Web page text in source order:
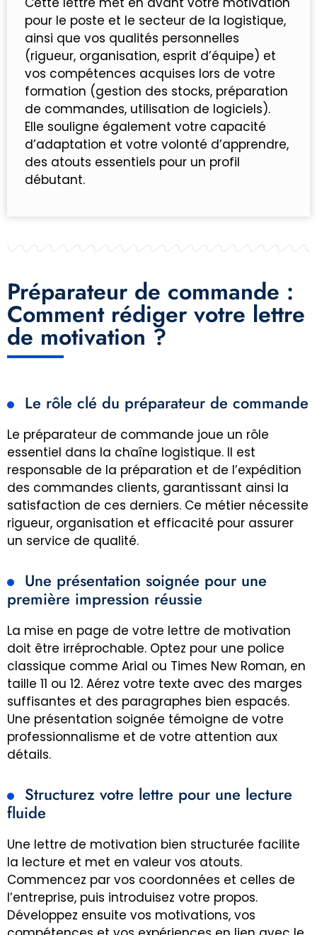
pour le poste et le secteur de la logistique,
ainsi que vos qualités personnelles
(rigueur, organisation, esprit d’équipe) et
vos compétences acquises lors de votre
formation (gestion des stocks, préparation
de commandes, utilisation de logiciels).
Elle souligne également votre capacité
d’adaptation et votre volonté d’apprendre,
des atouts essentiels pour un profil
débutant.
Préparateur de commande :
Comment rédiger votre lettre
de motivation ?
Le rôle clé du préparateur de commande
Le préparateur de commande joue un rôle
essentiel dans la chaîne logistique. Il est
responsable de la préparation et de l’expédition
des commandes clients, garantissant ainsi la
satisfaction de ces derniers. Ce métier nécessite
rigueur, organisation et efficacité pour assurer
un service de qualité.
Une présentation soignée pour une
première impression réussie
La mise en page de votre lettre de motivation
doit être irréprochable. Optez pour une police
classique comme Arial ou Times New Roman, en
taille 11 ou 12. Aérez votre texte avec des marges
suffisantes et des paragraphes bien espacés.
Une présentation soignée témoigne de votre
professionnalisme et de votre attention aux
détails.
Structurez votre lettre pour une lecture
fluide
Une lettre de motivation bien structurée facilite
la lecture et met en valeur vos atouts.
Commencez par vos coordonnées et celles de
l’entreprise, puis introduisez votre propos.
Développez ensuite vos motivations, vos